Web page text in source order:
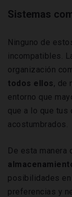
Sistemas
Ninguno de
incompatibles.
organización
todos ellos, de
entorno que
que a lo que
acostumbrados.
De esta manera
posibilidades en
preferencias y